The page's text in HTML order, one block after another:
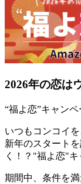
2026年の恋は
“福よ恋”キャン
いつもコンコイ
新年のスタート
く！？"福よ恋"キ
期間中、条件を